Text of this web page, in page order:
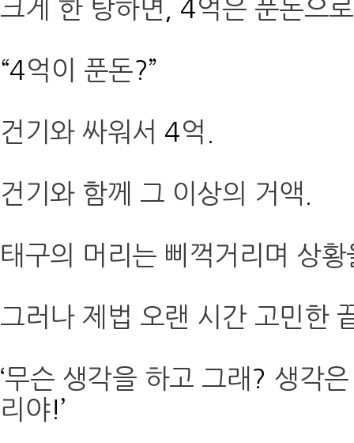
크게 한 탕하면 , 4억은 푼돈으
“4억이 푼돈?”
건기와 싸워서 4억
건기와 함께 그 이상의 거액
태구의 머리는 삐꺽거리며 상
그러나 제법 오랜 시간 고민한
‘무슨 생각을 하고 그래 ? 생각
리야!’